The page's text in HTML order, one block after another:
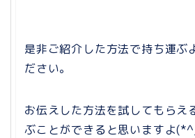
是非ご紹介した方法で持ち運ぶ
ださい。
お伝えした方法を試してもらえ
ぶことができると思いますよ